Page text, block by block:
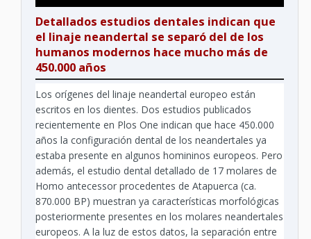
Detallados estudios dentales indican que
el linaje neandertal se separó del de los
humanos modernos hace mucho más de
450.000 años
Los orígenes del linaje neandertal europeo están
escritos en los dientes. Dos estudios publicados
recientemente en Plos One indican que hace 450.000
años la configuración dental de los neandertales ya
estaba presente en algunos homininos europeos. Pero
además, el estudio dental detallado de 17 molares de
Homo antecessor procedentes de Atapuerca (ca.
870.000 BP) muestran ya características morfológicas
posteriormente presentes en los molares neandertales
europeos. A la luz de estos datos, la separación entre